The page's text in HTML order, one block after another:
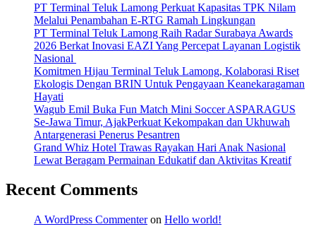
PT Terminal Teluk Lamong Perkuat Kapasitas TPK Nilam
Melalui Penambahan E-RTG Ramah Lingkungan
PT Terminal Teluk Lamong Raih Radar Surabaya Awards
2026 Berkat Inovasi EAZI Yang Percepat Layanan Logistik
Nasional
Komitmen Hijau Terminal Teluk Lamong, Kolaborasi Riset
Ekologis Dengan BRIN Untuk Pengayaan Keanekaragaman
Hayati
Wagub Emil Buka Fun Match Mini Soccer ASPARAGUS
Se-Jawa Timur, AjakPerkuat Kekompakan dan Ukhuwah
Antargenerasi Penerus Pesantren
Grand Whiz Hotel Trawas Rayakan Hari Anak Nasional
Lewat Beragam Permainan Edukatif dan Aktivitas Kreatif
Recent Comments
A WordPress Commenteron Hello world!